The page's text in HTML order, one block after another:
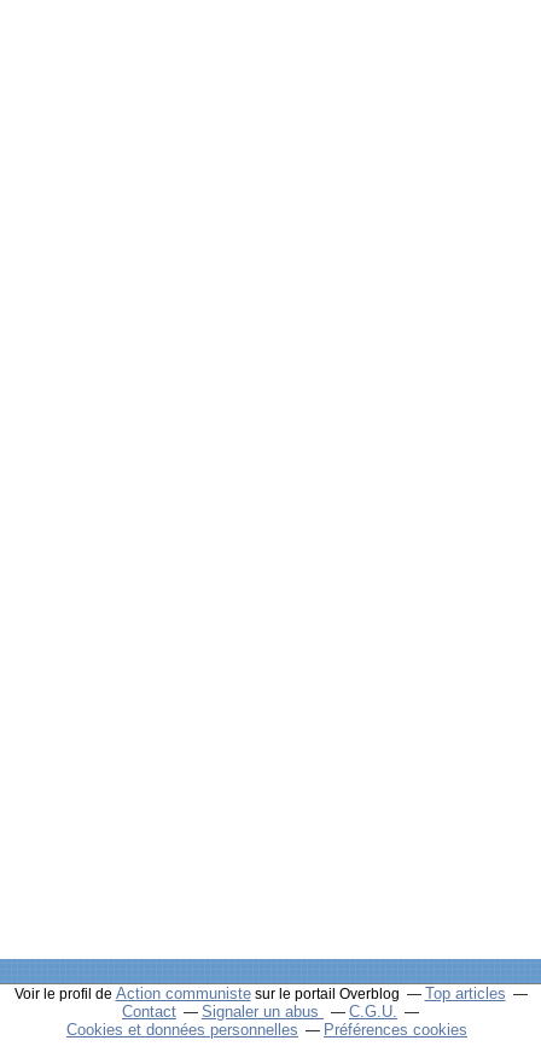
Voir le profil de Action communistesur le portail Overblog
Top articles
Contact
Signaler un abus
C.G.U.
Cookies et données personnelles
Préférences cookies